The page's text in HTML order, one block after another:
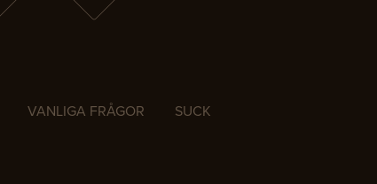
VANLIGA FRÅGOR SUCK